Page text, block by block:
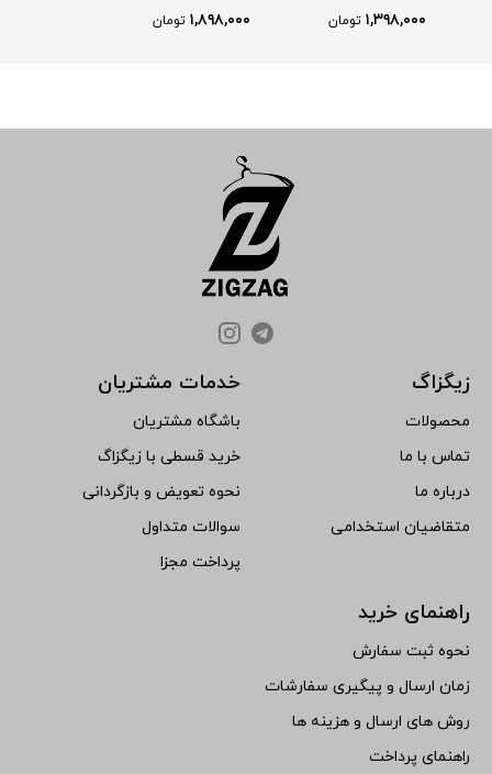
۱,۳۹۸,۰۰۰ تومان ۱,۸۹۸,۰۰۰ تومان
زیگزاگ
محصولات
تماس با ما
درباره ما
متقاضیان استخدامی
خدمات مشتریان
باشگاه مشتریان
خرید قسطی با زیگزاگ
نحوه تعویض و بازگردانی
سوالات متداول
پرداخت مجزا
راهنمای خرید
نحوه ثبت سفارش
زمان ارسال و پیگیری سفارشات
روش های ارسال و هزینه ها
راهنمای پرداخت